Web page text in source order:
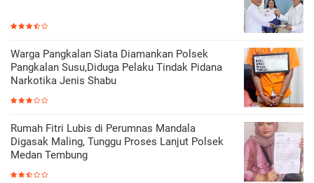
Warga Pangkalan Siata Diamankan Polsek
Pangkalan Susu,Diduga Pelaku Tindak Pidana
Narkotika Jenis Shabu
Rumah Fitri Lubis di Perumnas Mandala
Digasak Maling, Tunggu Proses Lanjut Polsek
Medan Tembung